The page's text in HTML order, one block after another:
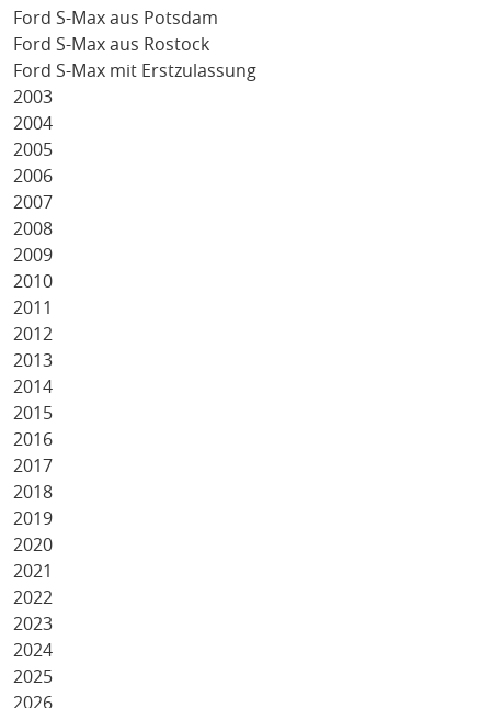
Ford S-Max aus Potsdam
Ford S-Max aus Rostock
Ford S-Max mit Erstzulassung
2003
2004
2005
2006
2007
2008
2009
2010
2011
2012
2013
2014
2015
2016
2017
2018
2019
2020
2021
2022
2023
2024
2025
2026